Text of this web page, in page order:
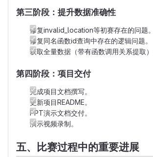
第三阶段：提升数据准确性
修复invalid_location等初赛存在的问题。
修复同名函数id查询中存在的逻辑问题。
获取全量数据（带有函数调用关系提取）
第四阶段：项目交付
完成项目文档撰写。
更新项目README。
PPT演示文档交付。
演示视频录制。
五、比赛过程中的重要进展